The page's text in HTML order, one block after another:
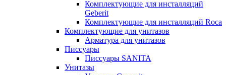
Комплектующие для инсталляций
Geberit
Комплектующие для инсталляций Roca
Комплектующие для унитазов
Арматура для унитазов
Писсуары
Писсуары SANITA
Унитазы